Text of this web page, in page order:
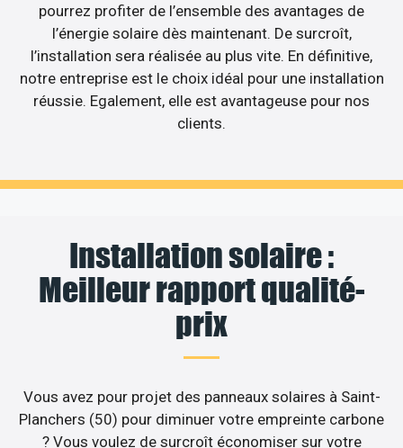
pourrez profiter de l’ensemble des avantages de
l’énergie solaire dès maintenant. De surcroît,
l’installation sera réalisée au plus vite. En définitive,
notre entreprise est le choix idéal pour une installation
réussie. Egalement, elle est avantageuse pour nos
clients.
Installation solaire :
Meilleur rapport qualité-
prix
Vous avez pour projet des panneaux solaires à Saint-
Planchers (50) pour diminuer votre empreinte carbone
? Vous voulez de surcroît économiser sur votre